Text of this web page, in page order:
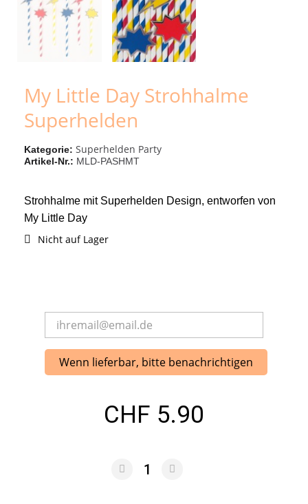
My Little Day Strohhalme
Superhelden
Kategorie Superhelden Party
Artikel-Nr. MLD-PASHMT
Strohhalme mit Superhelden Design, entworfen von
My Little Day
Nicht auf Lager
Wenn lieferbar, bitte benachrichtigen
CHF 5.90